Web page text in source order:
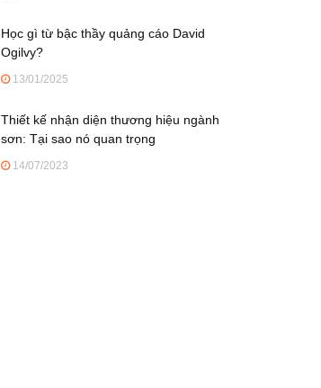
Học gì từ bậc thầy quảng cáo David
Ogilvy?
13/01/2025
Thiết kế nhận diện thương hiệu ngành
sơn: Tại sao nó quan trọng
14/07/2023